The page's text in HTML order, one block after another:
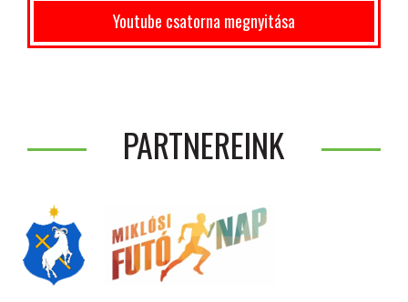
Youtube csatorna megnyitása
PARTNEREINK